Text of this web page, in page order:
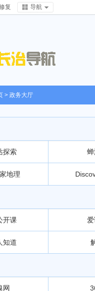
复 导航
> 政务大厅
探索
地理
开课
知道
网